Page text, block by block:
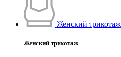
Женский трикотаж
Женский трикотаж